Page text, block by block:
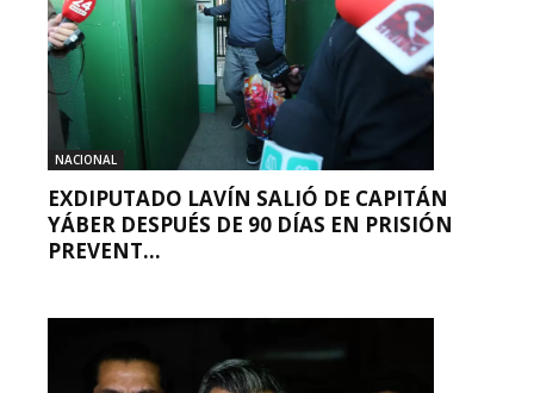
NACIONAL
EXDIPUTADO LAVÍN SALIÓ DE CAPITÁN
YÁBER DESPUÉS DE 90 DÍAS EN PRISIÓN
PREVENT...